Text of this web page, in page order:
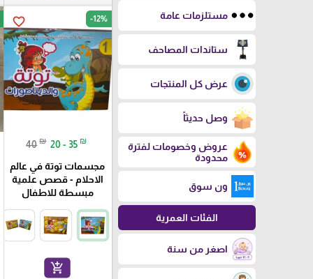
مستلزمات عامة
ستاندات المصاحف
عرض كل المنتجات
وصل حديثاً
عروض وخصومات لفترة
محدودة
ون سوق
الفئات العمرية
اصغر من سنة
favorite_border -12%
40 ₪ 20 - 35 ₪
مجسمات توتة في عالم
الاحلام - قصص علمية
مبسطة للاطفال
add_shopping_cart